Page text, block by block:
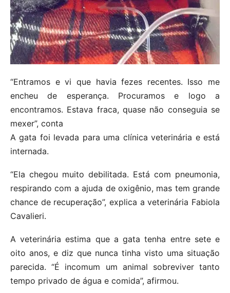
“Entramos e vi que havia fezes recentes. Isso me
encheu de esperança. Procuramos e logo a
encontramos. Estava fraca, quase não conseguia se
mexer”, conta
A gata foi levada para uma clínica veterinária e está
internada.
“Ela chegou muito debilitada. Está com pneumonia,
respirando com a ajuda de oxigênio, mas tem grande
chance de recuperação”, explica a veterinária Fabiola
Cavalieri.
A veterinária estima que a gata tenha entre sete e
oito anos, e diz que nunca tinha visto uma situação
parecida. “É incomum um animal sobreviver tanto
tempo privado de água e comida”, afirmou.